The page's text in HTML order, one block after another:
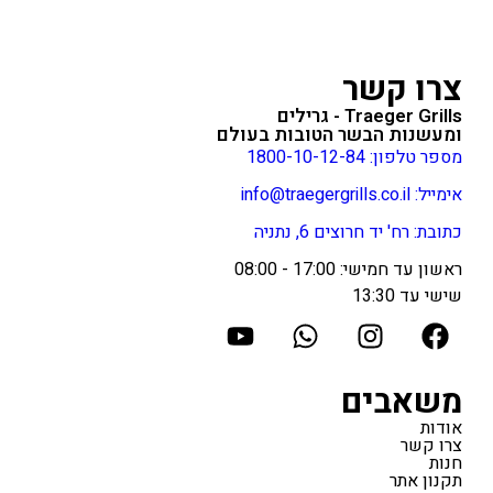
צרו קשר
Traeger Grills - גרילים
ומעשנות הבשר הטובות בעולם
מספר טלפון: 1800-10-12-84
אימייל: info@traegergrills.co.il
כתובת: רח' יד חרוצים 6, נתניה
ראשון עד חמישי: 17:00 - 08:00
שישי עד 13:30
משאבים
אודות
צרו קשר
חנות
תקנון אתר